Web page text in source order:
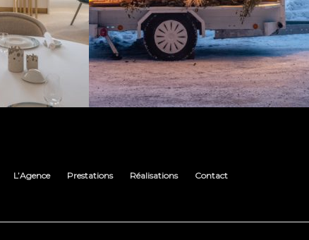
L’Agence Prestations Réalisations Contact